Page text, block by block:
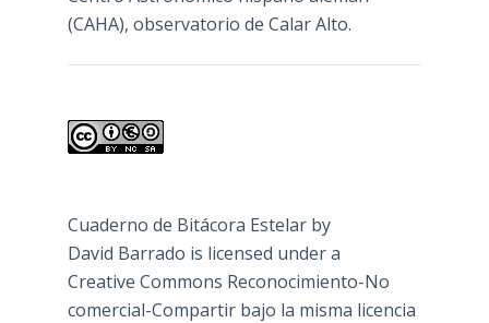
(CAHA), observatorio de Calar Alto.
Cuaderno de Bitácora Estelarby
David Barrado is licensed under a
Creative Commons Reconocimiento-No
comercial-Compartir bajo la misma licencia